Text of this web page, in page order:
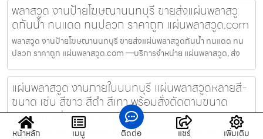
พลาสวูด งานป้ายโฆษณานนทบุรี ขายส่งแผ่นพลาสวู
ดกันน้ำ ทนแดด ทนปลวก ราคาถูก แผ่นพลาสวูด.com
พลาสวูด งานป้ายโฆษณานนทบุรี ขายส่งแผ่นพลาสวูดกันน้ำ ทนแดด ทน
ปลวก ราคาถูก แผ่นพลาสวูด.com —บริการจำหน่าย แผ่นพลาสวูด, ส่ง
แผ่นพลาสวูด งานภายในนนทบุรี แผ่นพลาสวูดหลายสี-
ขนาด เช่น สีขาว สีดำ สีเทา พร้อมสั่งตัดตามขนาด
ราคาถูก แผ่นพลาสวูด.com
แผ่นพลาสวูด งานภายในนนทบุรี แผ่นพลาสวูดหลายสี-ขนาด เช่น สีขาว
หน้าหลัก เมนู ติดต่อ แชร์ เพิ่มเติม